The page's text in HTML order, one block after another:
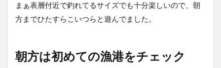
ン
6
の
装
まぁ表層付近で釣れてるサイズでも十分楽しいので、朝
方までひたすらこいつらと遊んでました。
朝方は初めての漁港をチェック